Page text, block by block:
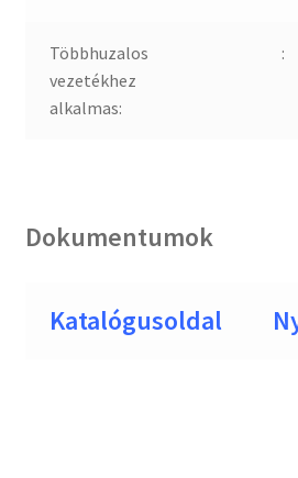
Többhuzalos
vezetékhez
alkalmas:
:
Dokumentumok
Katalógusoldal